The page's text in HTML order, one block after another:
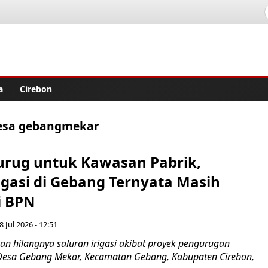
Cirebon
gebangmekar
untuk Kawasan Pabrik,
di Gebang Ternyata Masih
Jul 2026 - 12:51
hilangnya saluran irigasi akibat proyek pengurugan
Gebang Mekar, Kecamatan Gebang, Kabupaten Cirebon,